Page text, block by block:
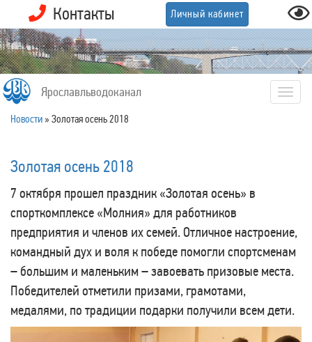
Контакты Личный кабинет
Ярославльводоканал
Новости » Золотая осень 2018
Золотая осень 2018
7 октября прошел праздник «Золотая осень» в
спорткомплексе «Молния» для работников
предприятия и членов их семей. Отличное настроение,
командный дух и воля к победе помогли спортсменам
– большим и маленьким – завоевать призовые места.
Победителей отметили призами, грамотами,
медалями, по традиции подарки получили всем дети.